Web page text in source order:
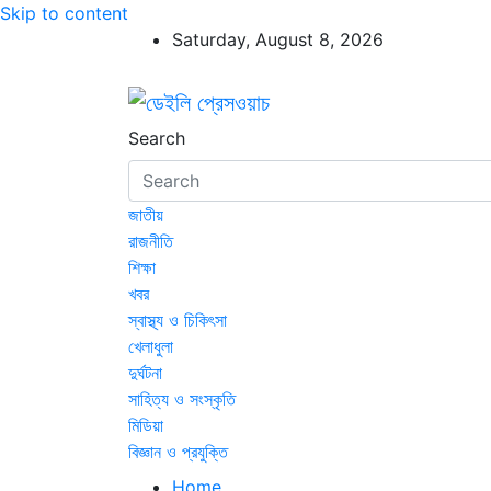
Skip to content
Saturday, August 8, 2026
ডেইলি প্রেসওয়াচ
ডেইলি প্রেসওয়াচ মুক্তিযুদ্ধের চেতনায় উদ্বুদ্ধ
Search
জাতীয়
রাজনীতি
শিক্ষা
খবর
স্বাস্থ্য ও চিকিৎসা
খেলাধুলা
দুর্ঘটনা
সাহিত্য ও সংস্কৃতি
মিডিয়া
বিজ্ঞান ও প্রযুক্তি
Home